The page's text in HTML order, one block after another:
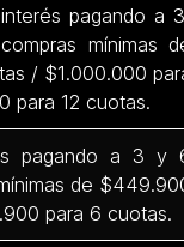
pagando a
mínimas
/ $1.000.000
para 12 cuotas.
pagando a 3 y
de
para 6 cuotas.